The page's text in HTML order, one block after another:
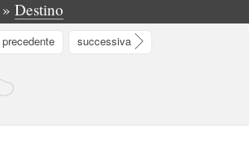
» Destino
dato una... - Jessica Pizzamiglio
precedente successiva